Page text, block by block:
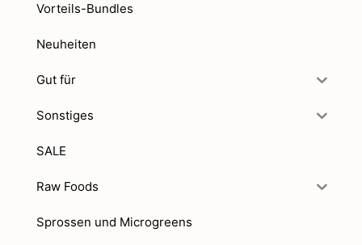
Vorteils-Bundles
Neuheiten
Gut für
Sonstiges
SALE
Raw Foods
Sprossen und Microgreens